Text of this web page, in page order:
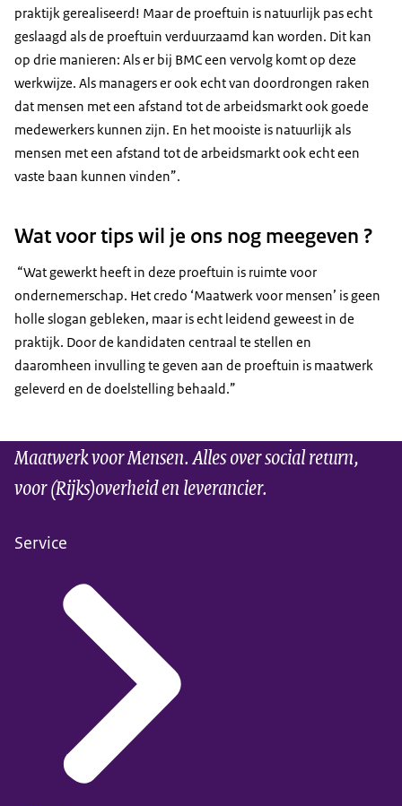
praktijk gerealiseerd! Maar de proeftuin is natuurlijk pas echt
geslaagd als de proeftuin verduurzaamd kan worden. Dit kan
op drie manieren: Als er bij BMC een vervolg komt op deze
werkwijze. Als managers er ook echt van doordrongen raken
dat mensen met een afstand tot de arbeidsmarkt ook goede
medewerkers kunnen zijn. En het mooiste is natuurlijk als
mensen met een afstand tot de arbeidsmarkt ook echt een
vaste baan kunnen vinden”.
Wat voor tips wil je ons nog meegeven ?
“Wat gewerkt heeft in deze proeftuin is ruimte voor
ondernemerschap. Het credo ‘Maatwerk voor mensen’ is geen
holle slogan gebleken, maar is echt leidend geweest in de
praktijk. Door de kandidaten centraal te stellen en
daaromheen invulling te geven aan de proeftuin is maatwerk
geleverd en de doelstelling behaald.”
Maatwerk voor Mensen. Alles over social return,
voor (Rijks)overheid en leverancier.
Service